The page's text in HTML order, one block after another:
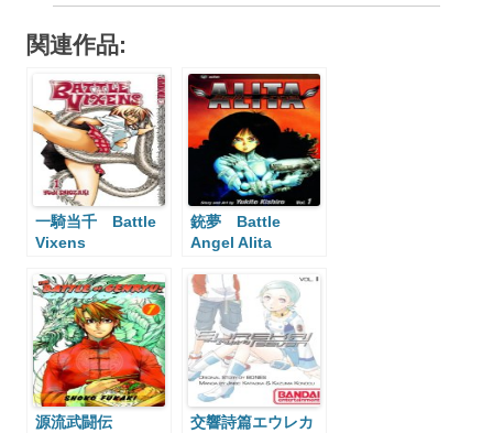
関連作品:
一騎当千 Battle
Vixens
銃夢 Battle
Angel Alita
源流武闘伝
交響詩篇エウレカ